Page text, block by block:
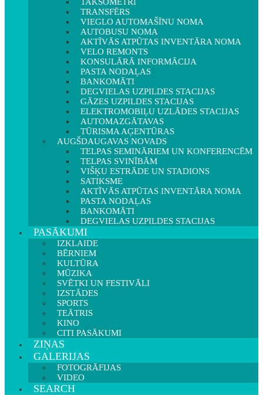
TRANSFĒRS
VIEGLO AUTOMAŠĪNU NOMA
AUTOBUSU NOMA
AKTĪVĀS ATPŪTAS INVENTĀRA NOMA
VELO REMONTS
KONSULĀRĀ INFORMĀCIJA
PASTA NODAĻAS
BANKOMĀTI
DEGVIELAS UZPILDES STACIJAS
GĀZES UZPILDES STACIJAS
ELEKTROMOBIĻU UZLĀDES STACIJAS
AUTOMAZGĀTAVAS
TŪRISMA AĢENTŪRAS
AUGŠDAUGAVAS NOVADS
TELPAS SEMINĀRIEM UN KONFERENCĒM
TELPAS SVINĪBĀM
VIŠĶU ESTRĀDE UN STADIONS
SATIKSME
AKTĪVĀS ATPŪTAS INVENTĀRA NOMA
PASTA NODAĻAS
BANKOMĀTI
DEGVIELAS UZPILDES STACIJAS
PASĀKUMI
IZKLAIDE
BĒRNIEM
KULTŪRA
MŪZIKA
SVĒTKI UN FESTIVĀLI
IZSTĀDES
SPORTS
TEĀTRIS
KINO
CITI PASĀKUMI
ZIŅAS
GALERIJAS
FOTOGRĀFIJAS
VIDEO
SEARCH